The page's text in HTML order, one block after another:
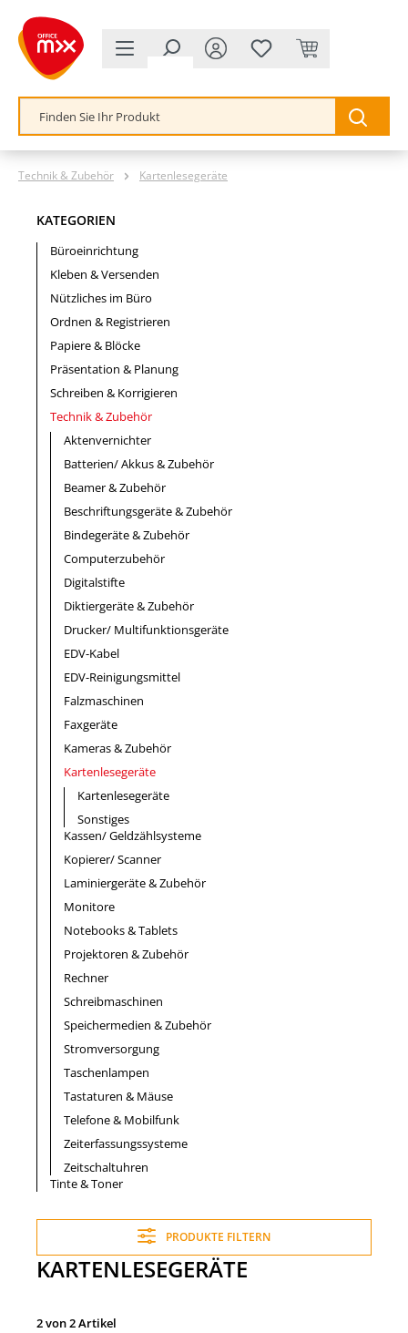
springen
Technik & Zubehör Kartenlesegeräte
KATEGORIEN
Büroeinrichtung
Kleben & Versenden
Nützliches im Büro
Ordnen & Registrieren
Papiere & Blöcke
Präsentation & Planung
Schreiben & Korrigieren
Technik & Zubehör
Aktenvernichter
Batterien/ Akkus & Zubehör
Beamer & Zubehör
Beschriftungsgeräte & Zubehör
Bindegeräte & Zubehör
Computerzubehör
Digitalstifte
Diktiergeräte & Zubehör
Drucker/ Multifunktionsgeräte
EDV-Kabel
EDV-Reinigungsmittel
Falzmaschinen
Faxgeräte
Kameras & Zubehör
Kartenlesegeräte
Kartenlesegeräte
Sonstiges
Kassen/ Geldzählsysteme
Kopierer/ Scanner
Laminiergeräte & Zubehör
Monitore
Notebooks & Tablets
Projektoren & Zubehör
Rechner
Schreibmaschinen
Speichermedien & Zubehör
Stromversorgung
Taschenlampen
Tastaturen & Mäuse
Telefone & Mobilfunk
Zeiterfassungssysteme
Zeitschaltuhren
Tinte & Toner
PRODUKTE FILTERN
KARTENLESEGERÄTE
2 von 2 Artikel